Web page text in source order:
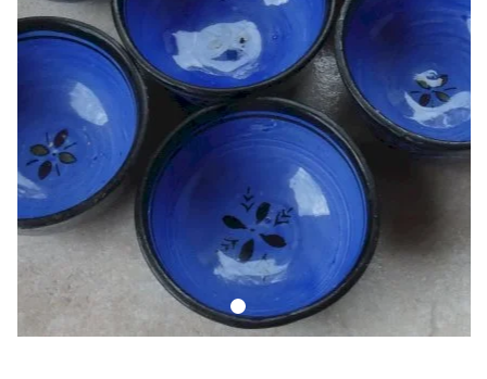
SERVICE
ÉVÉNEMENT
BILLET & COVOIT'
Français